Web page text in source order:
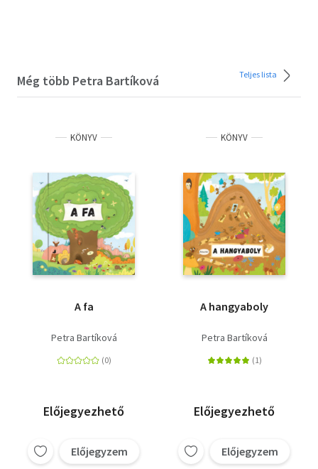
Még több Petra Bartíková Teljes lista
KÖNYV
A fa
Petra Bartíková
Előjegyezhető
Előjegyzem
KÖNYV
A hangyaboly
Petra Bartíková
Előjegyezhető
Előjegyzem